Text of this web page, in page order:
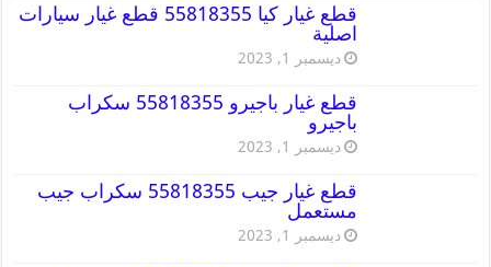
قطع غيار كيا 55818355 قطع غيار سيارات
اصلية
ديسمبر 1, 2023
قطع غيار باجيرو 55818355 سكراب
باجيرو
ديسمبر 1, 2023
قطع غيار جيب 55818355 سكراب جيب
مستعمل
ديسمبر 1, 2023